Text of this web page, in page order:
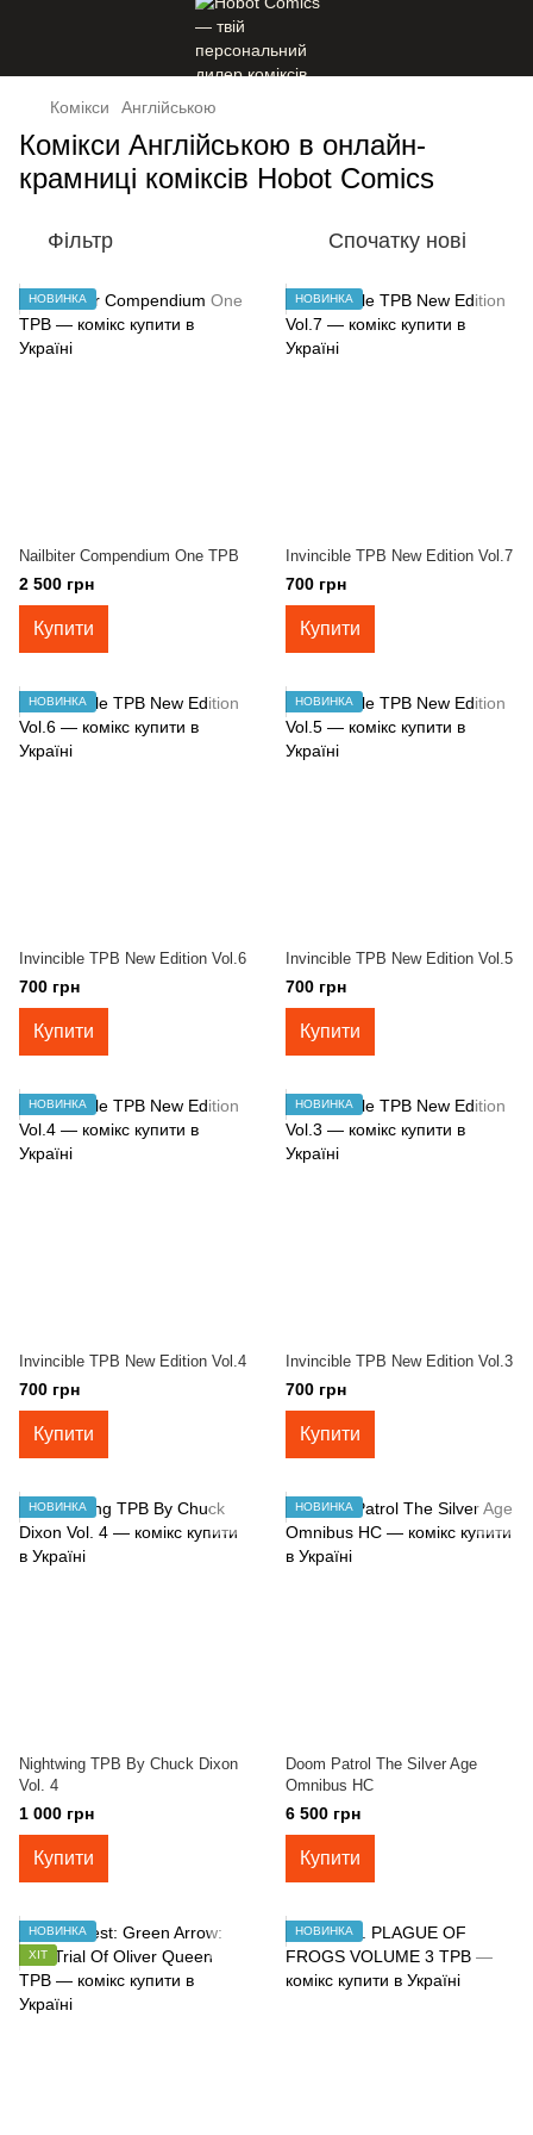
Комікси Англійською
Комікси Англійською в онлайн-
крамниці коміксів Hobot Comics
Фільтр Спочатку нові
НОВИНКА
Nailbiter Compendium One TPB
2 500 грн
Купити
НОВИНКА
Invincible TPB New Edition Vol.7
700 грн
Купити
НОВИНКА
Invincible TPB New Edition Vol.6
700 грн
Купити
НОВИНКА
Invincible TPB New Edition Vol.5
700 грн
Купити
НОВИНКА
Invincible TPB New Edition Vol.4
700 грн
Купити
НОВИНКА
Invincible TPB New Edition Vol.3
700 грн
Купити
НОВИНКА
Nightwing TPB By Chuck Dixon
Vol. 4
1 000 грн
Купити
НОВИНКА
Doom Patrol The Silver Age
Omnibus HC
6 500 грн
Купити
НОВИНКА
ХІТ
НОВИНКА